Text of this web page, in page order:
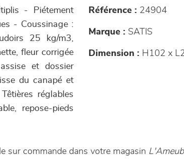
- Piétement
- Coussinage :
25 kg/m3,
fleur corrigée
et dossier
du canapé et
réglables
repose-pieds
Référence : 24904
Marque : SATIS
Dimension : H102 x
sur commande dans votre magasin